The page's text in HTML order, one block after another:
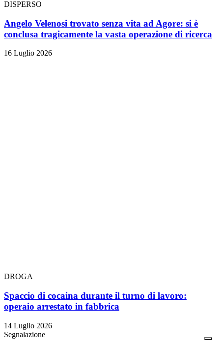
DISPERSO
Angelo Velenosi trovato senza vita ad Agore: si è
conclusa tragicamente la vasta operazione di ricerca
16 Luglio 2026
DROGA
Spaccio di cocaina durante il turno di lavoro:
operaio arrestato in fabbrica
14 Luglio 2026
Segnalazione